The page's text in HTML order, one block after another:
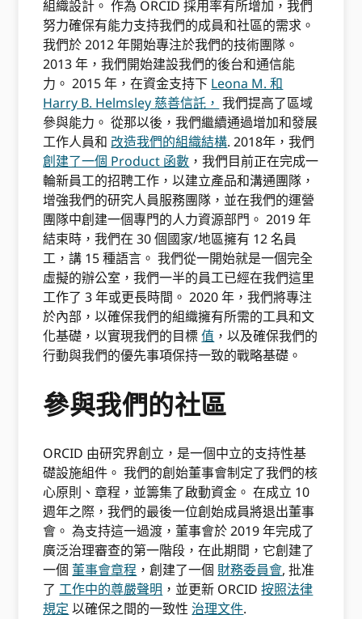
組織設計。 作為 ORCID 採用率有所增加，我們
努力確保有能力支持我們的成員和社區的需求。
我們於 2012 年開始專注於我們的技術團隊。
2013 年，我們開始建設我們的後台和通信能
力。 2015 年，在資金支持下 Leona M. 和
Harry B. Helmsley 慈善信託， 我們提高了區域
參與能力。 從那以後，我們繼續通過增加和發展
工作人員和 改造我們的組織結構. 2018年，我們
創建了一個 Product 函數 ，我們目前正在完成一
輪新員工的招聘工作，以建立產品和溝通團隊，
增強我們的研究人員服務團隊，並在我們的運營
團隊中創建一個專門的人力資源部門。 2019 年
結束時，我們在 30 個國家/地區擁有 12 名員
工，講 15 種語言。 我們從一開始就是一個完全
虛擬的辦公室，我們一半的員工已經在我們這里
工作了 3 年或更長時間。 2020 年，我們將專注
於內部，以確保我們的組織擁有所需的工具和文
化基礎，以實現我們的目標值 ，以及確保我們的
行動與我們的優先事項保持一致的戰略基礎。
參與我們的社區
ORCID 由研究界創立，是一個中立的支持性基
礎設施組件。 我們的創始董事會制定了我們的核
心原則、章程，並籌集了啟動資金。 在成立 10
週年之際，我們的最後一位創始成員將退出董事
會。 為支持這一過渡，董事會於 2019 年完成了
廣泛治理審查的第一階段，在此期間，它創建了
一個 董事會章程 ，創建了一個 財務委員會, 批准
了工作中的尊嚴聲明 ，並更新 ORCID按照法律
規定 以確保之間的一致性 治理文件.